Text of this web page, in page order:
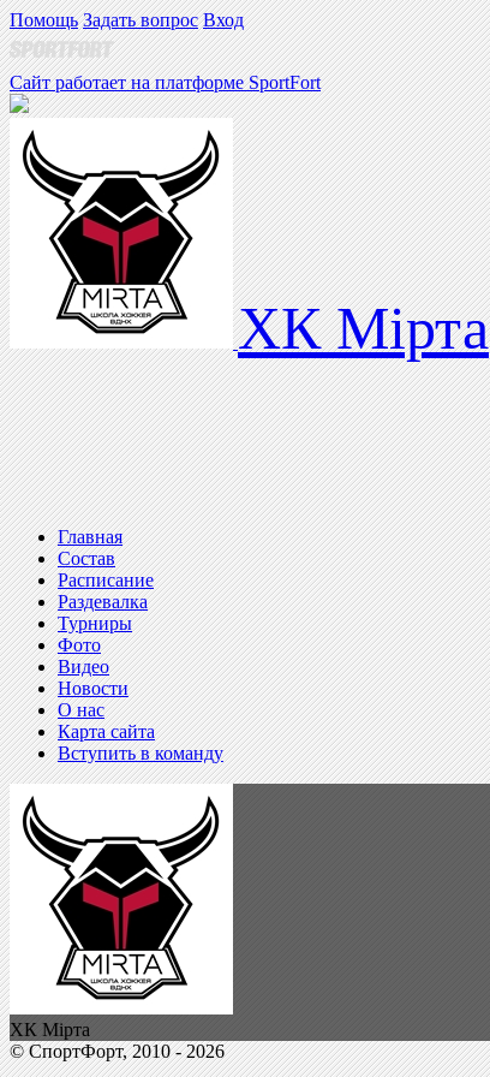
Помощь Задать вопрос Вход
Сайт работает на платформе SportFort
ХК Мірта
Главная
Состав
Расписание
Раздевалка
Турниры
Фото
Видео
Новости
О нас
Карта сайта
Вступить в команду
ХК Мірта
© СпортФорт, 2010 - 2026